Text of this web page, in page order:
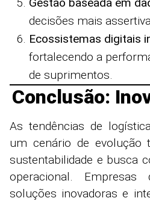
decisões mais
Ecossistemas digitais
fortalecendo a
de suprimentos.
Conclusão:
As tendências de
um cenário de evolução
sustentabilidade e busca
operacional.
soluções inovadoras e